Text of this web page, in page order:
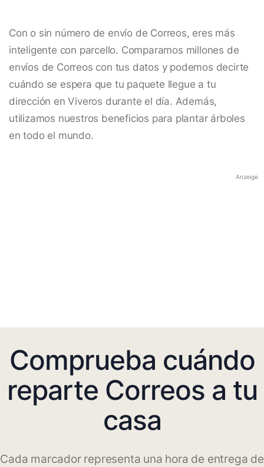
Con o sin número de envío de Correos, eres más
inteligente con parcello. Comparamos millones de
envíos de Correos con tus datos y podemos decirte
cuándo se espera que tu paquete llegue a tu
dirección en Viveros durante el día. Además,
utilizamos nuestros beneficios para plantar árboles
en todo el mundo.
Anzeige
Comprueba cuándo
reparte Correos a tu
casa
Cada marcador representa una hora de entrega de